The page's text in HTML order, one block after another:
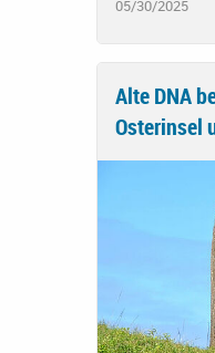
05/30/2025
Alte DNA
Osterinsel